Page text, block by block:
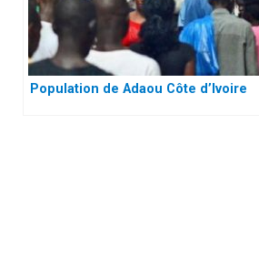
Population de Adaou Côte d’Ivoire